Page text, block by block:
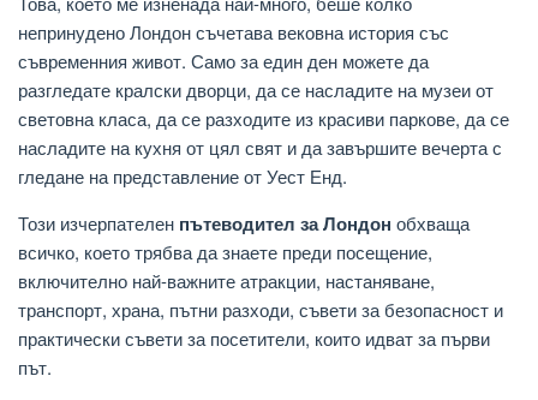
непринудено Лондон съчетава вековна история със
съвременния живот. Само за един ден можете да
разгледате кралски дворци, да се насладите на музеи от
световна класа, да се разходите из красиви паркове, да се
насладите на кухня от цял ​​свят и да завършите вечерта с
гледане на представление от Уест Енд.
Този изчерпателен пътеводител за Лондон обхваща
всичко, което трябва да знаете преди посещение,
включително най-важните атракции, настаняване,
транспорт, храна, пътни разходи, съвети за безопасност и
практически съвети за посетители, които идват за първи
път.